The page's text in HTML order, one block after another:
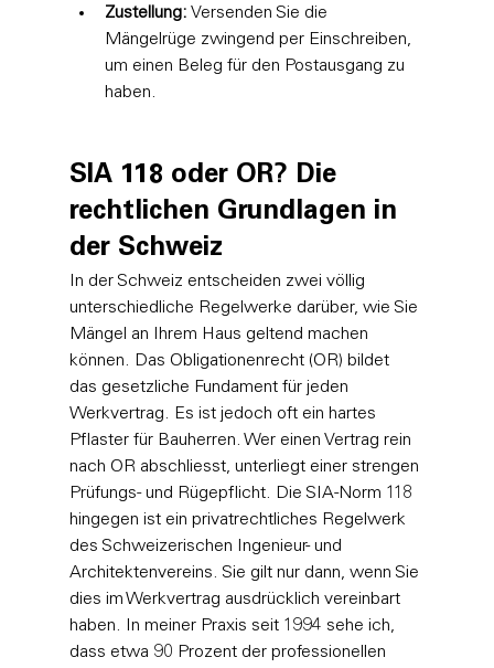
Zustellung: Versenden Sie die
Mängelrüge zwingend per Einschreiben,
um einen Beleg für den Postausgang zu
haben.
SIA 118 oder OR? Die
rechtlichen Grundlagen in
der Schweiz
In der Schweiz entscheiden zwei völlig
unterschiedliche Regelwerke darüber, wie Sie
Mängel an Ihrem Haus geltend machen
können. Das Obligationenrecht (OR) bildet
das gesetzliche Fundament für jeden
Werkvertrag. Es ist jedoch oft ein hartes
Pflaster für Bauherren. Wer einen Vertrag rein
nach OR abschliesst, unterliegt einer strengen
Prüfungs- und Rügepflicht. Die SIA-Norm 118
hingegen ist ein privatrechtliches Regelwerk
des Schweizerischen Ingenieur- und
Architektenvereins. Sie gilt nur dann, wenn Sie
dies im Werkvertrag ausdrücklich vereinbart
haben. In meiner Praxis seit 1994 sehe ich,
dass etwa 90 Prozent der professionellen